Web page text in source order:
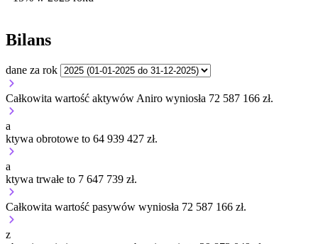
Bilans
dane za rok
Całkowita wartość aktywów Aniro wyniosła 72 587 166 zł.
a
ktywa obrotowe to 64 939 427 zł.
a
ktywa trwałe to 7 647 739 zł.
Całkowita wartość pasywów wyniosła 72 587 166 zł.
z